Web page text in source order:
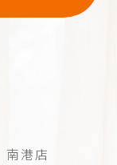
南港店